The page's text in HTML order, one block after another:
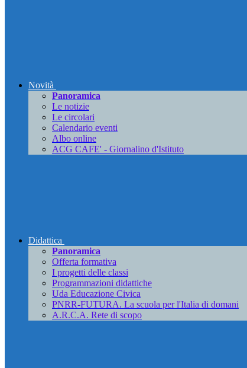
Novità
Panoramica
Le notizie
Le circolari
Calendario eventi
Albo online
ACG CAFE' - Giornalino d'Istituto
Didattica
Panoramica
Offerta formativa
I progetti delle classi
Programmazioni didattiche
Uda Educazione Civica
PNRR-FUTURA. La scuola per l'Italia di domani
A.R.C.A. Rete di scopo